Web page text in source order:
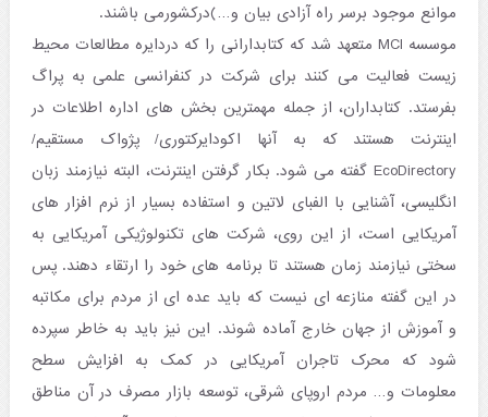
موانع موجود برسر راه آزادی بیان و…)درکشورمی باشند.
موسسه MCI متعهد شد که کتابدارانی را که دردایره مطالعات محیط
زیست فعالیت می کنند برای شرکت در کنفرانسی علمی به پراگ
بفرستد. کتابداران، از جمله مهمترین بخش های اداره اطلاعات در
اینترنت هستند که به آنها اکودایرکتوری/ پژواک مستقیم/
EcoDirectory گفته می شود. بکار گرفتن اینترنت، البته نیازمند زبان
انگلیسی، آشنایی با الفبای لاتین و استفاده بسیار از نرم افزار های
آمریکایی است، از این روی، شرکت های تکنولوژیکی آمریکایی به
سختی نیازمند زمان هستند تا برنامه های خود را ارتقاء دهند. پس
در این گفته منازعه ای نیست که باید عده ای از مردم برای مکاتبه
و آموزش از جهان خارج آماده شوند. این نیز باید به خاطر سپرده
شود که محرک تاجران آمریکایی در کمک به افزایش سطح
معلومات و… مردم اروپای شرقی، توسعه بازار مصرف در آن مناطق